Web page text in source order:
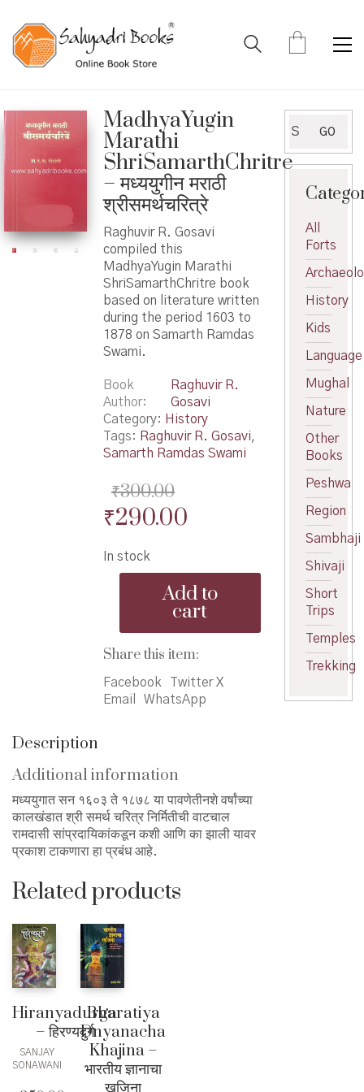
MadhyaYugin
Marathi
ShriSamarthChritre
– मध्ययुगीन मराठी
श्रीसमर्थचरित्रे
Raghuvir R. Gosavi
compiled this
MadhyaYugin Marathi
ShriSamarthChritre book
based on literature written
during the period 1603 to
1878 on Samarth Ramdas
Swami.
Book
Author
Raghuvir R.
Gosavi
Category: History
Tags: Raghuvir R. Gosavi,
Samarth Ramdas Swami
₹300.00
Original
was:
₹300.00.
₹290.00Current
is:
₹290.00.
In stock
ShriSamarthChritre
मध्ययुगीन
श्रीसमर्थचरित्रे
quantity
Add to
cart
Share this item:
Facebook
Twitter X
Email
WhatsApp
Description
Additional information
मध्ययुगात सन १६०३ ते १८७८ या पावणेतीनशे वर्षांच्या
कालखंडात श्री समर्थ चरित्र निर्मितीची वाटचाल
रामदासी सांप्रदायिकांकडून कशी आणि का झाली यावर
प्रकाश टाकणारा हा प्रबंध आहे.
Related products
Hiranyadurga
– हिरण्यदुर्ग
SANJAY
SONAWANI
Bharatiya
Dnyanacha
Khajina –
भारतीय ज्ञानाचा
for:
GO
All
Forts
History
Kids
Language
Mughal
Nature
Other
Books
Peshwa
Region
Sambhaji
Shivaji
Short
Trips
Temples
Trekking